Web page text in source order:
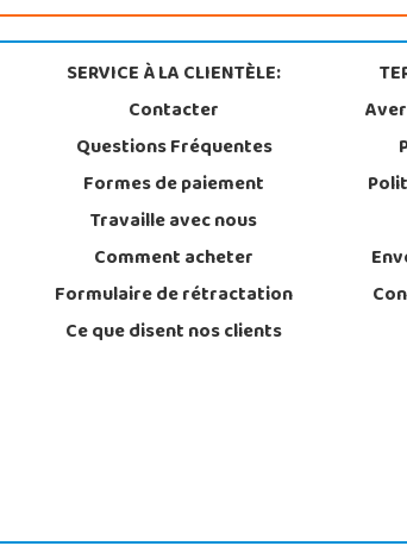
SERVICE À LA CLIENTÈLE:
Contacter
Questions Fréquentes
Formes de paiement
Travaille avec nous
Comment acheter
Formulaire de rétractation
Ce que disent nos clients